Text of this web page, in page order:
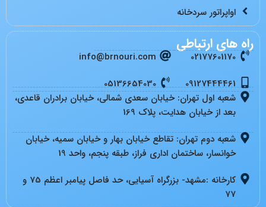
اواپراتور سردخانه
راه های ارتباطی
02177601170
09127444461
info@brnouri.com
05136654030
شعبه اول تهران: خیابان سعدی شمالی، خیابان برادران قاعدی،
بعد از خیابان هدایت، پلاک 169
شعبه دوم تهران: تقاطع خیابان بهار و خیابان سمیه، خیابان
خوانسار، ساختمان اداری فراز، طبقه پنجم، واحد 19
کارخانه :مشهد- بزرگراه آسیایی، حد فاصل پیامبر اعظم 75 و
77